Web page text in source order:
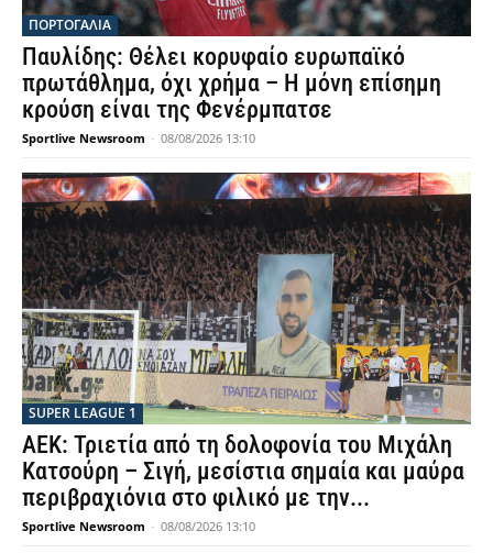
ΠΟΡΤΟΓΑΛΙΑ
Παυλίδης: Θέλει κορυφαίο ευρωπαϊκό
πρωτάθλημα, όχι χρήμα – Η μόνη επίσημη
κρούση είναι της Φενέρμπατσε
Sportlive Newsroom - 08/08/2026 13:10
SUPER LEAGUE 1
ΑΕΚ: Τριετία από τη δολοφονία του Μιχάλη
Κατσούρη – Σιγή, μεσίστια σημαία και μαύρα
περιβραχιόνια στο φιλικό με την...
Sportlive Newsroom - 08/08/2026 13:10